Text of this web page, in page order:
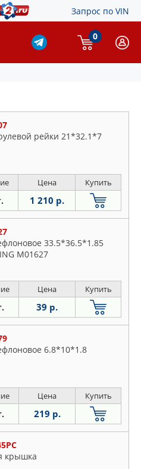
Запрос по VIN
0
рейки 21*32.1*7
Цена Купить
1 210 р.
33.5*36.5*1.85
M01627
Цена Купить
39 р.
6.8*10*1.8
Цена Купить
219 р.
крышка